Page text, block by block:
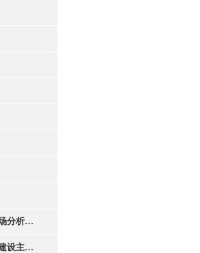
环境污染源监测仪污染源现场分析套装
市、县级卫生监督机构体系建设主要执法装备配置